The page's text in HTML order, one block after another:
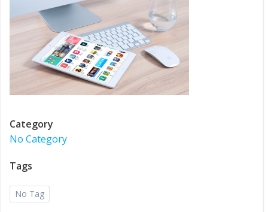
Category
No Category
Tags
No Tag